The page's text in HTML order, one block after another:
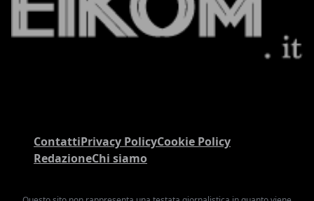
ContattiPrivacy PolicyCookie Policy
RedazioneChi siamo